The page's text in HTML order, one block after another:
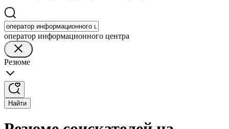
оператор информационного центра
Резюме
Найти